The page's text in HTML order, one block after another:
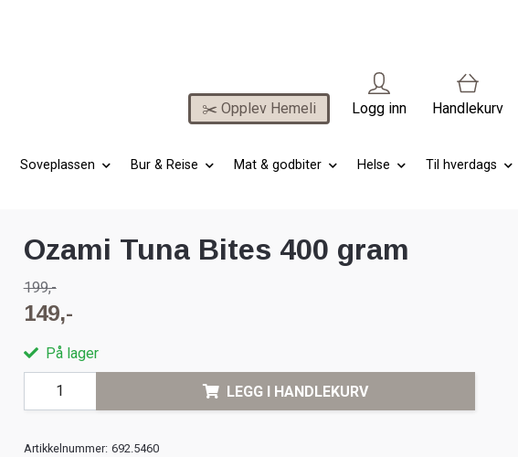
✂️ Opplev Hemeli Logg inn Handlekurv
Soveplassen Bur & Reise Mat & godbiter Helse
Til hverdags
Ozami Tuna Bites 400 gram
199,-
149,-
På lager
LEGG I HANDLEKURV
Artikkelnummer: 692.5460